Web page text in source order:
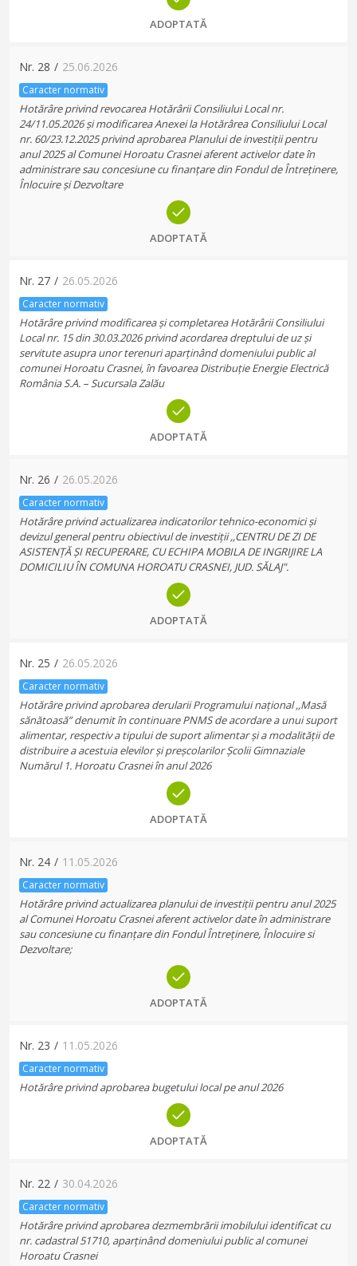
ADOPTATĂ
Nr. 28 / 25.06.2026
Caracter normativ
Hotărâre privind revocarea Hotărârii Consiliului Local nr.
24/11.05.2026 și modificarea Anexei la Hotărârea Consiliului Local
nr. 60/23.12.2025 privind aprobarea Planului de investiții pentru
anul 2025 al Comunei Horoatu Crasnei aferent activelor date în
administrare sau concesiune cu finanțare din Fondul de Întreținere,
Înlocuire și Dezvoltare
ADOPTATĂ
Nr. 27 / 26.05.2026
Caracter normativ
Hotărâre privind modificarea și completarea Hotărârii Consiliului
Local nr. 15 din 30.03.2026 privind acordarea dreptului de uz și
servitute asupra unor terenuri aparținând domeniului public al
comunei Horoatu Crasnei, în favoarea Distribuție Energie Electrică
România S.A. – Sucursala Zalău
ADOPTATĂ
Nr. 26 / 26.05.2026
Caracter normativ
Hotărâre privind actualizarea indicatorilor tehnico-economici și
devizul general pentru obiectivul de investiții ,,CENTRU DE ZI DE
ASISTENȚĂ ȘI RECUPERARE, CU ECHIPA MOBILA DE INGRIJIRE LA
DOMICILIU ÎN COMUNA HOROATU CRASNEI, JUD. SĂLAJ".
ADOPTATĂ
Nr. 25 / 26.05.2026
Caracter normativ
Hotărâre privind aprobarea derularii Programului național ,,Masă
sănătoasă” denumit în continuare PNMS de acordare a unui suport
alimentar, respectiv a tipului de suport alimentar și a modalității de
distribuire a acestuia elevilor și preșcolarilor Școlii Gimnaziale
Numărul 1. Horoatu Crasnei în anul 2026
ADOPTATĂ
Nr. 24 / 11.05.2026
Caracter normativ
Hotărâre privind actualizarea planului de investiții pentru anul 2025
al Comunei Horoatu Crasnei aferent activelor date în administrare
sau concesiune cu finanțare din Fondul Întreținere, Înlocuire si
Dezvoltare;
ADOPTATĂ
Nr. 23 / 11.05.2026
Caracter normativ
Hotărâre privind aprobarea bugetului local pe anul 2026
ADOPTATĂ
Nr. 22 / 30.04.2026
Caracter normativ
Hotărâre privind aprobarea dezmembrării imobilului identificat cu
nr. cadastral 51710, aparținând domeniului public al comunei
Horoatu Crasnei